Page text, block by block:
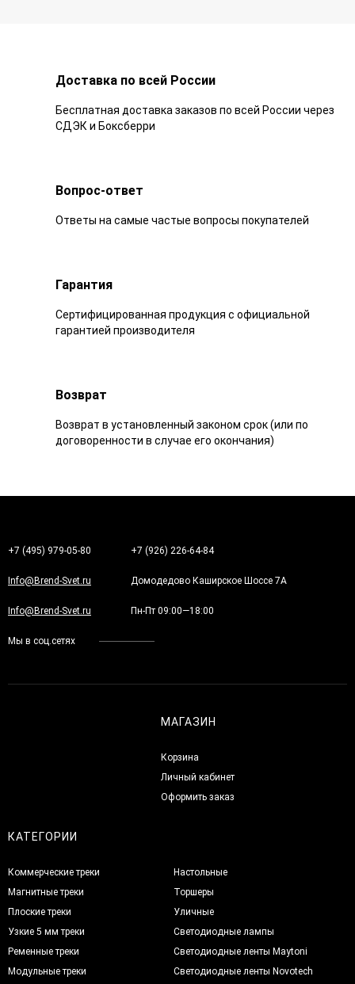
Доставка по всей России
Бесплатная доставка заказов по всей России через
СДЭК и Боксберри
Вопрос-ответ
Ответы на самые частые вопросы покупателей
Гарантия
Сертифицированная продукция с официальной
гарантией производителя
Возврат
Возврат в установленный законом срок (или по
договоренности в случае его окончания)
+7 (495) 979-05-80 +7 (926) 226-64-84
Info@Brend-Svet.ru Домодедово Каширское Шоссе 7А
Info@Brend-Svet.ru Пн-Пт 09:00—18:00
Мы в соц.сетях
МАГАЗИН
Корзина
Личный кабинет
Оформить заказ
КАТЕГОРИИ
Коммерческие треки
Магнитные треки
Плоские треки
Узкие 5 мм треки
Ременные треки
Модульные треки
Настольные
Торшеры
Уличные
Светодиодные лампы
Светодиодные ленты Maytoni
Светодиодные ленты Novotech